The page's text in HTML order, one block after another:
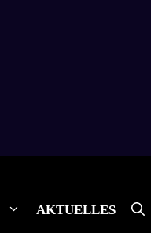
AKTUELLES